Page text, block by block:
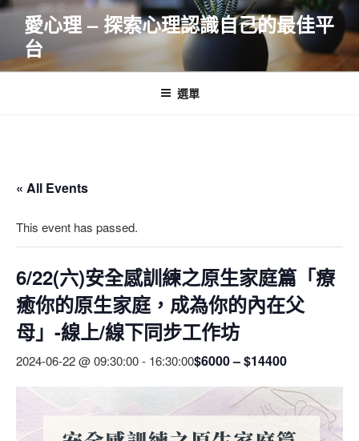
跳
要
愛心理 – 探索心理認識自己的最佳平
台
選單
« All Events
This event has passed.
6/22(六)安全感訓練之原生家庭篇「療
癒你的原生家庭，成為你的內在父
母」-線上/線下同步工作坊
2024-06-22 @ 09:30:00- 16:30:00$6000 – $14400